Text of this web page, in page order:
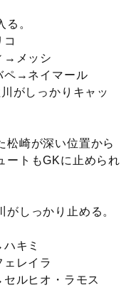
る。
→メッシ
ペ→ネイマール
がしっかりキャッ
松崎が深い位置から
ートもGKに止められ
がしっかり止める。
キミ
レイラ
ルヒオ・ラモス